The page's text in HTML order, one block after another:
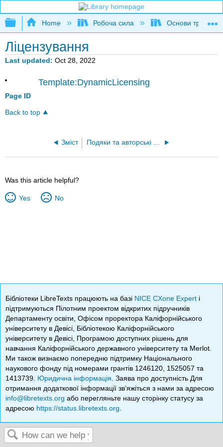
Expand/collapse global hierarchy
Home Робоча сила Основи
Ліцензування
Last updated Oct 28, 2022
Page ID
Template:DynamicLicensing
Back to top
Зміст Подяки та авторські права
Was this article helpful?
Yes No
Бібліотеки LibreTexts працюють на базі NICE CXone Expert і
підтримуються Пілотним проектом відкритих підручників
Департаменту освіти, Офісом проректора Каліфорнійського
університету в Девісі, Бібліотекою Каліфорнійського
університету в Девісі, Програмою доступних рішень для
навчання Каліфорнійського державного університету та Merlot.
Ми також визнаємо попередню підтримку Національного
наукового фонду під номерами грантів 1246120, 1525057 та
1413739. Юридична інформація . Заява про доступність Для
отримання додаткової інформації зв’яжіться з нами за адресою
info@libretexts.org або перегляньте нашу сторінку статусу за
адресою https://status.libretexts.org